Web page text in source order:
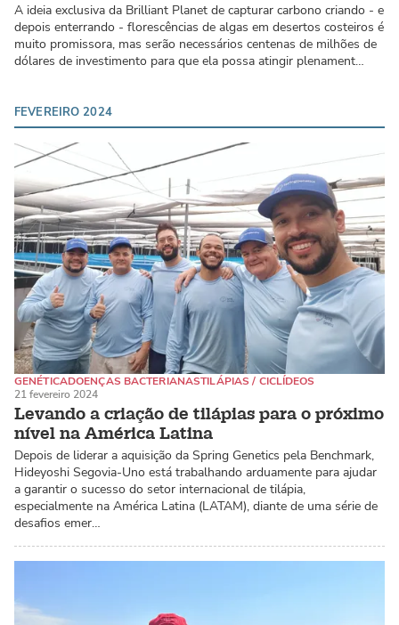
A ideia exclusiva da Brilliant Planet de capturar carbono criando - e
depois enterrando - florescências de algas em desertos costeiros é
muito promissora, mas serão necessários centenas de milhões de
dólares de investimento para que ela possa atingir plenament…
FEVEREIRO 2024
Levando a criação de tilápias para o próximo
nível na América Latina
GENÉTICADOENÇAS BACTERIANASTILÁPIAS / CICLÍDEOS
21 fevereiro 2024
Depois de liderar a aquisição da Spring Genetics pela Benchmark,
Hideyoshi Segovia-Uno está trabalhando arduamente para ajudar
a garantir o sucesso do setor internacional de tilápia,
especialmente na América Latina (LATAM), diante de uma série de
desafios emer…